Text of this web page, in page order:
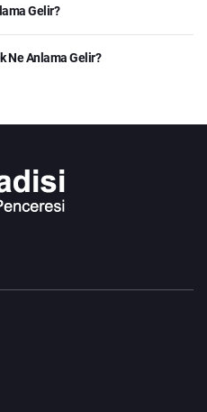
Gelir?
Ne Anlama Gelir?